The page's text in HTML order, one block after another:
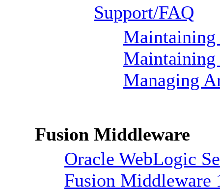
Support/FAQ
Maintaining
Managing
Fusion Middleware
Oracle WebLogic
Fusion Middleware